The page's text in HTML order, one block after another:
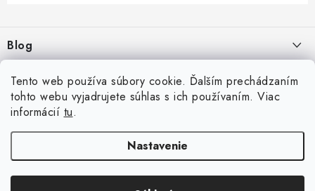
Tento web používa súbory cookie. Ďalším prechádzaním
tohto webu vyjadrujete súhlas s ich používaním. Viac
informácií tu.
Nastavenie
p
ä
Blog
Aké druhy biliardu existujú? Kompletný prehľad biliardových hier
16.4.2026
Rozmery biliardového stola
26.6.2025
Facebook
Zákaznícky účet
Všeobecné obchodné podmienky